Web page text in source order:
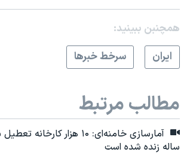
همچنبن ببینید:
ايران
سرخط خبرها
مطالب مرتبط
آمارسازی خامنه‌ای: ۱۰ هزار
ساله زنده شده است